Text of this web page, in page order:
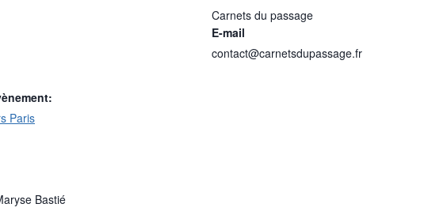
Paris
Carnets du passage
E-mail
contact@carnetsdupassage.fr
Bastié